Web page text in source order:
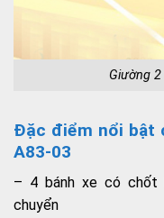
Giường
Đặc điểm nổi bật
A83-03
– 4 bánh xe có chốt
chuyển